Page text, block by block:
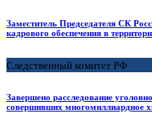
Заместитель Председателя СК
кадрового обеспечения в
Следственный комитет РФ
Завершено расследование
совершивших многомиллиардное